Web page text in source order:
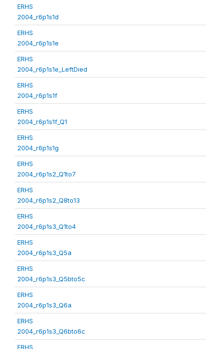
ERHS
2004_r6p1s1d
ERHS
2004_r6p1s1e
ERHS
2004_r6p1s1e_LeftDied
ERHS
2004_r6p1s1f
ERHS
2004_r6p1s1f_Q1
ERHS
2004_r6p1s1g
ERHS
2004_r6p1s2_Q1to7
ERHS
2004_r6p1s2_Q8to13
ERHS
2004_r6p1s3_Q1to4
ERHS
2004_r6p1s3_Q5a
ERHS
2004_r6p1s3_Q5bto5c
ERHS
2004_r6p1s3_Q6a
ERHS
2004_r6p1s3_Q6bto6c
ERHS